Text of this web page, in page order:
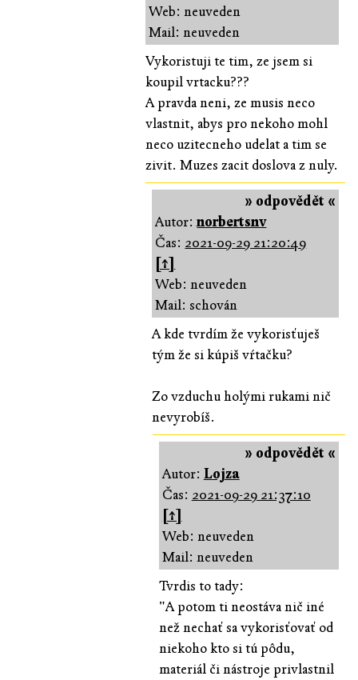
Web: neuveden
Mail: neuveden
Vykoristuji te tim, ze jsem si
koupil vrtacku???
A pravda neni, ze musis neco
vlastnit, abys pro nekoho mohl
neco uzitecneho udelat a tim se
zivit. Muzes zacit doslova z nuly.
» odpovědět «
Autor:norbertsnv
Čas: 2021-09-29 21:20:49
[↑]
Web: neuveden
Mail: schován
A kde tvrdím že vykorisťuješ
tým že si kúpiš vŕtačku?
Zo vzduchu holými rukami nič
nevyrobíš.
» odpovědět «
Autor: Lojza
Čas: 2021-09-29 21:37:10
[↑]
Web: neuveden
Mail: neuveden
Tvrdis to tady:
"A potom ti neostáva nič iné
než nechať sa vykorisťovať od
niekoho kto si tú pôdu,
materiál či nástroje privlastnil